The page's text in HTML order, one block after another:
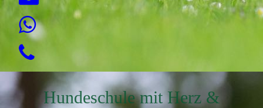
Hundeschule mit Herz &